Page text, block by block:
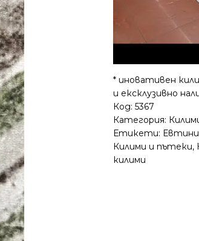
* иновативен
и ексклузивно
Код:5367
Категория:
Етикети:
Килими и пътеки,
килими